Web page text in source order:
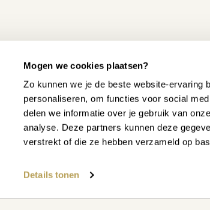
Mogen we cookies plaatsen?
Zo kunnen we je de beste website-ervaring
personaliseren, om functies voor social
delen we informatie over je gebruik van
analyse. Deze partners kunnen deze
verstrekt of die ze hebben verzameld op
Details tonen
WE JE MEE HELPEN?